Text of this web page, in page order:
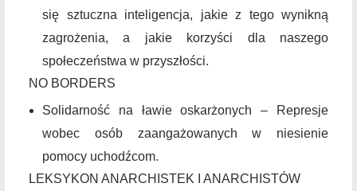
się sztuczna inteligencja, jakie z tego wynikną
zagrożenia, a jakie korzyści dla naszego
społeczeństwa w przyszłości.
NO BORDERS
Solidarność na ławie oskarżonych – Represje
wobec osób zaangażowanych w niesienie
pomocy uchodźcom.
LEKSYKON ANARCHISTEK I ANARCHISTÓW